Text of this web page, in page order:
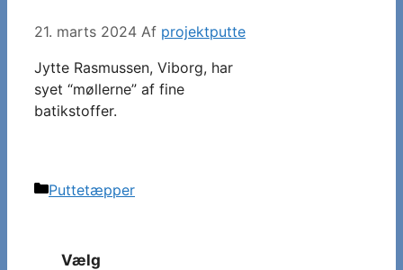
21. marts 2024 Af projektputte
Jytte Rasmussen, Viborg, har
syet “møllerne” af fine
batikstoffer.
Kategorier
Puttetæpper
Vælg